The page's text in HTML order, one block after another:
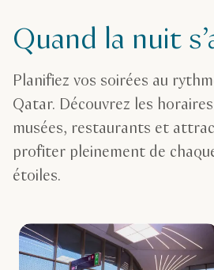
Quand la nuit
Planifiez vos soirées au
Qatar. Découvrez les
musées, restaurants et
profiter pleinement de
étoiles.